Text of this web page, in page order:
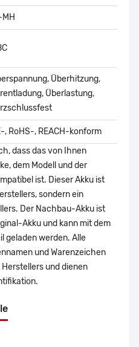
Überhitzung,
Überlastung,
, RoHS-, REACH-konform
dass das von Ihnen
dem Modell und der
ist. Dieser Akku ist
sondern ein
Der Nachbau-Akku ist
Akku und kann mit dem
geladen werden. Alle
und Warenzeichen
und dienen